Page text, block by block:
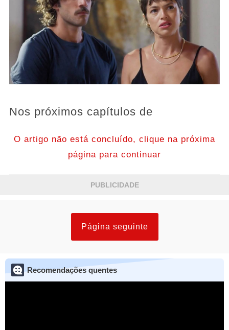
Nos próximos capítulos de
O artigo não está concluído, clique na próxima
página para continuar
PUBLICIDADE
Página seguinte
Recomendações quentes